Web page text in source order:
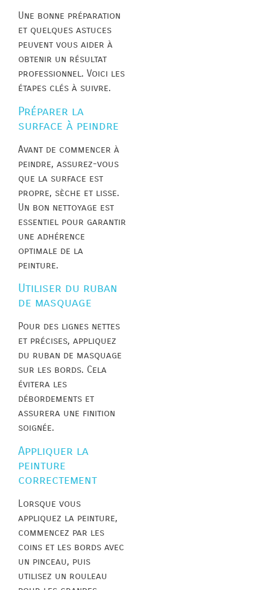
Une bonne préparation
et quelques astuces
peuvent vous aider à
obtenir un résultat
professionnel. Voici les
étapes clés à suivre.
Préparer la
surface à peindre
Avant de commencer à
peindre, assurez-vous
que la surface est
propre, sèche et lisse.
Un bon nettoyage est
essentiel pour garantir
une adhérence
optimale de la
peinture.
Utiliser du ruban
de masquage
Pour des lignes nettes
et précises, appliquez
du ruban de masquage
sur les bords. Cela
évitera les
débordements et
assurera une finition
soignée.
Appliquer la
peinture
correctement
Lorsque vous
appliquez la peinture,
commencez par les
coins et les bords avec
un pinceau, puis
utilisez un rouleau